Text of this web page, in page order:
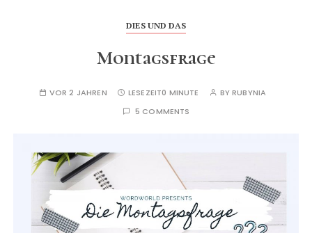
DIES UND DAS
Montagsfrage
VOR 2 JAHREN LESEZEIT0 MINUTE BYRUBYNIA
5 COMMENTS